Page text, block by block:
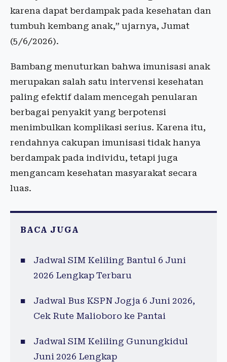
karena dapat berdampak pada kesehatan dan
tumbuh kembang anak,” ujarnya, Jumat
(5/6/2026).
Bambang menuturkan bahwa imunisasi anak
merupakan salah satu intervensi kesehatan
paling efektif dalam mencegah penularan
berbagai penyakit yang berpotensi
menimbulkan komplikasi serius. Karena itu,
rendahnya cakupan imunisasi tidak hanya
berdampak pada individu, tetapi juga
mengancam kesehatan masyarakat secara
luas.
BACA JUGA
Jadwal SIM Keliling Bantul 6 Juni
2026 Lengkap Terbaru
Jadwal Bus KSPN Jogja 6 Juni 2026,
Cek Rute Malioboro ke Pantai
Jadwal SIM Keliling Gunungkidul
Juni 2026 Lengkap